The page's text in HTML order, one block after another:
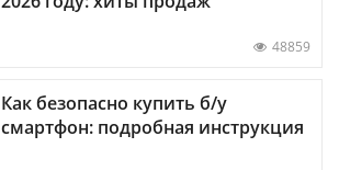
48859
Как безопасно купить б/у
смартфон: подробная инструкция